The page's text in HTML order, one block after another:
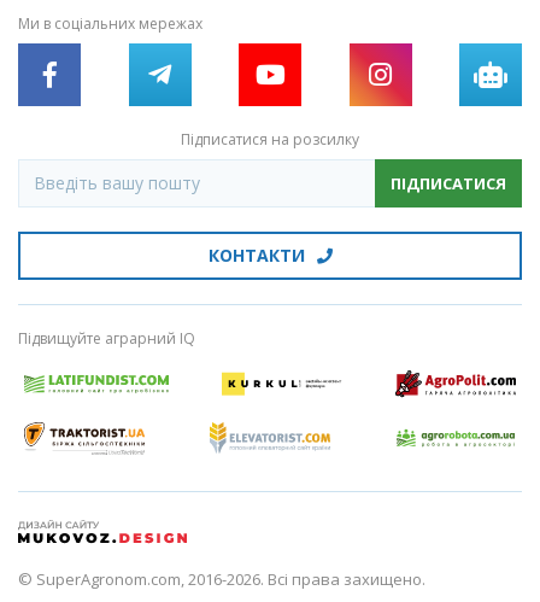
Ми в соціальних мережах
Підписатися на розсилку
ПІДПИСАТИСЯ
КОНТАКТИ
Підвищуйте аграрний IQ
© SuperAgronom.com, 2016-2026. Всі права захищено.